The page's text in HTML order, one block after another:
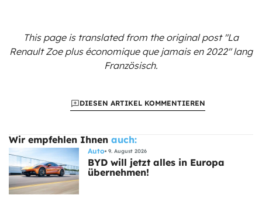
This page is translated from the originalpost "La
Renault Zoe plus économique que jamais en 2022"lang
Französisch.
DIESEN ARTIKEL KOMMENTIEREN
Wir empfehlen Ihnen auch:
Auto 9. August 2026
BYD will jetzt alles in Europa
übernehmen!